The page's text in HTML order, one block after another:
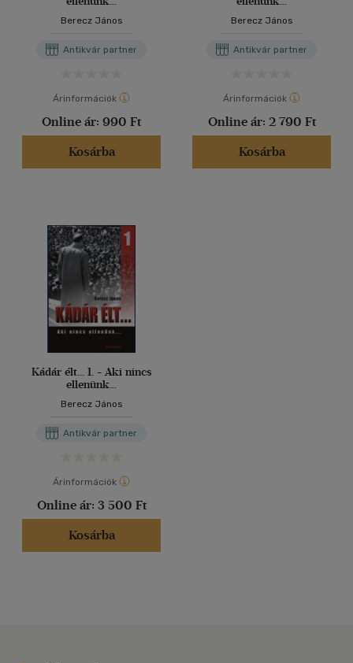
Berecz János
Antikvár partner
Árinformációk
Online ár: 990 Ft
Kosárba
Berecz János
Antikvár partner
Árinformációk
Online ár: 2 790 Ft
Kosárba
Kádár élt... 1. - Aki nincs
ellenünk...
Berecz János
Antikvár partner
Árinformációk
Online ár: 3 500 Ft
Kosárba